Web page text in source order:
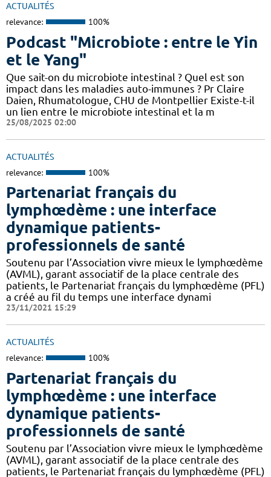
ACTUALITÉS
relevance: 100%
Podcast "Microbiote : entre le Yin
et le Yang"
Que sait-on du microbiote intestinal ? Quel est son
impact dans les maladies auto-immunes ? Pr Claire
Daien, Rhumatologue, CHU de Montpellier Existe-t-il
un lien entre le microbiote intestinal et la m
25/08/2025 02:00
ACTUALITÉS
relevance: 100%
Partenariat français du
lymphœdème : une interface
dynamique patients-
professionnels de santé
Soutenu par l’Association vivre mieux le lymphœdème
(AVML), garant associatif de la place centrale des
patients, le Partenariat français du lymphœdème (PFL)
a créé au fil du temps une interface dynami
23/11/2021 15:29
ACTUALITÉS
relevance: 100%
Partenariat français du
lymphœdème : une interface
dynamique patients-
professionnels de santé
Soutenu par l’Association vivre mieux le lymphœdème
(AVML), garant associatif de la place centrale des
patients, le Partenariat français du lymphœdème (PFL)